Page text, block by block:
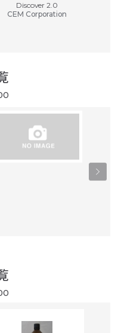
Discover 2.0
CEM Corporation
析）
ヒュー
テクノロ